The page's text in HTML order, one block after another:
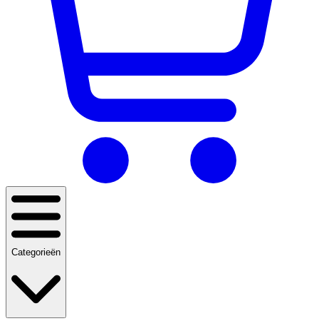
Categorieën